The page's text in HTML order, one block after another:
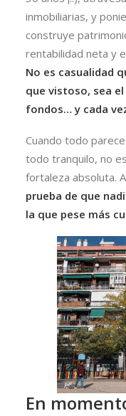
inmobiliarias, y
construye
rentabilidad neta y
No es casualidad
que vistoso, sea
fondos… y cada
Cuando todo
todo tranquilo, no
fortaleza absoluta.
prueba de que
la que pese más
En